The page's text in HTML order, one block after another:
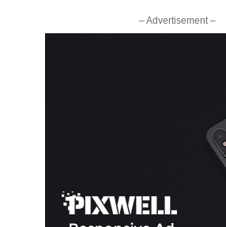
– Advertisement –